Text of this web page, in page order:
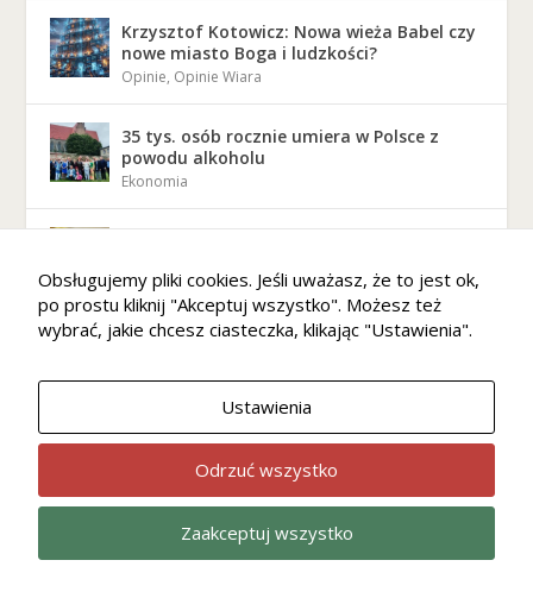
Krzysztof Kotowicz: Nowa wieża Babel czy
nowe miasto Boga i ludzkości?
Opinie, Opinie Wiara
35 tys. osób rocznie umiera w Polsce z
powodu alkoholu
Ekonomia
wybór wolności
Opinie ,Opinie Wiara
trzeźwości Prymasa Stefana Wyszyńskiego
Ks. Stanisław Kasztelan: Bóg nie pyta,
czego ci brakuje. Pyta: co masz?
Obsługujemy pliki cookies. Jeśli uważasz, że to jest ok,
po prostu kliknij "Akceptuj wszystko". Możesz też
wybrać, jakie chcesz ciasteczka, klikając "Ustawienia".
Ustawienia
Odrzuć wszystko
Zaakceptuj wszystko